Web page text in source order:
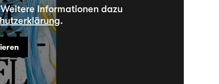
Informationen dazu
.